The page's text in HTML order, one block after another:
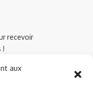
aux
recevoir
!